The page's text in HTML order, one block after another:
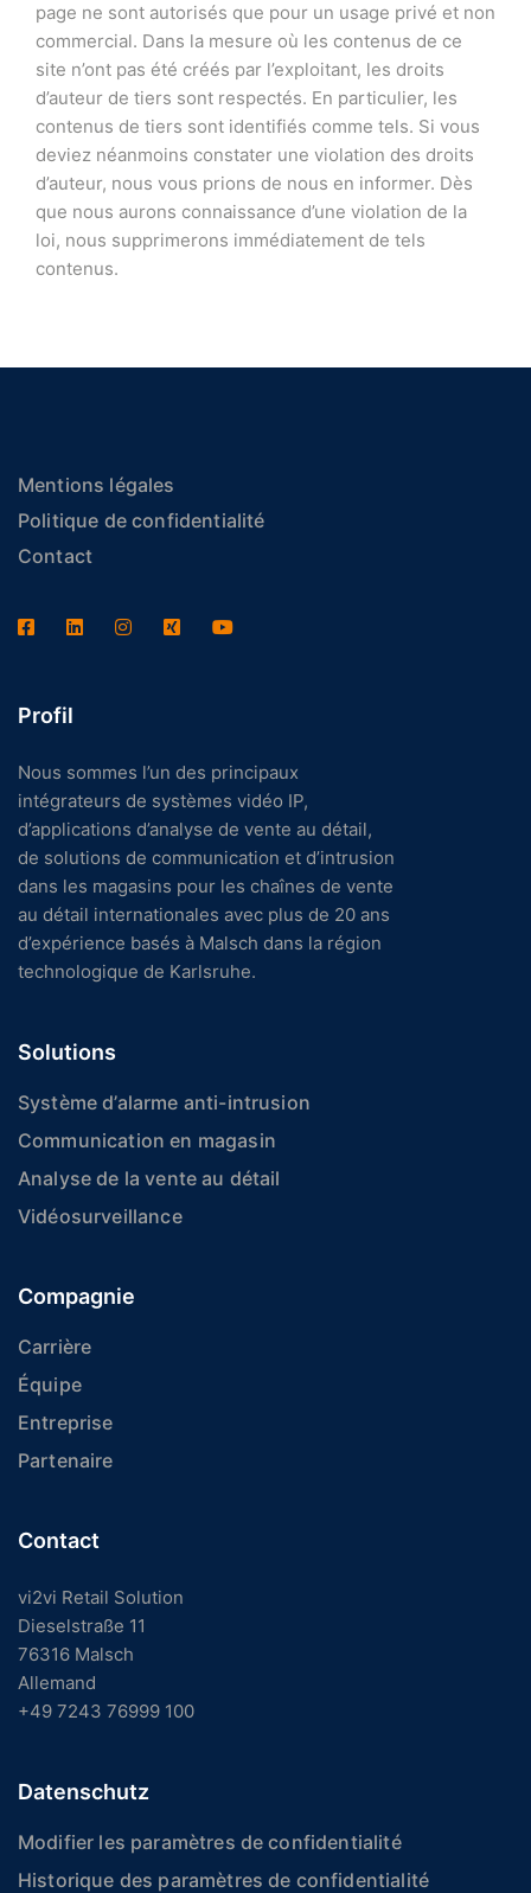
page ne sont autorisés que pour un usage privé et non
commercial. Dans la mesure où les contenus de ce
site n’ont pas été créés par l’exploitant, les droits
d’auteur de tiers sont respectés. En particulier, les
contenus de tiers sont identifiés comme tels. Si vous
deviez néanmoins constater une violation des droits
d’auteur, nous vous prions de nous en informer. Dès
que nous aurons connaissance d’une violation de la
loi, nous supprimerons immédiatement de tels
contenus.
Mentions légales
Politique de confidentialité
Contact
Profil
Nous sommes l’un des principaux
intégrateurs de systèmes vidéo IP,
d’applications d’analyse de vente au détail,
de solutions de communication et d’intrusion
dans les magasins pour les chaînes de vente
au détail internationales avec plus de 20 ans
d’expérience basés à Malsch dans la région
technologique de Karlsruhe.
Solutions
Système d’alarme anti-intrusion
Communication en magasin
Analyse de la vente au détail
Vidéosurveillance
Compagnie
Carrière
Équipe
Entreprise
Partenaire
Contact
vi2vi Retail Solution
Dieselstraße 11
76316 Malsch
Allemand
+49 7243 76999 100
Datenschutz
Modifier les paramètres de confidentialité
Historique des paramètres de confidentialité